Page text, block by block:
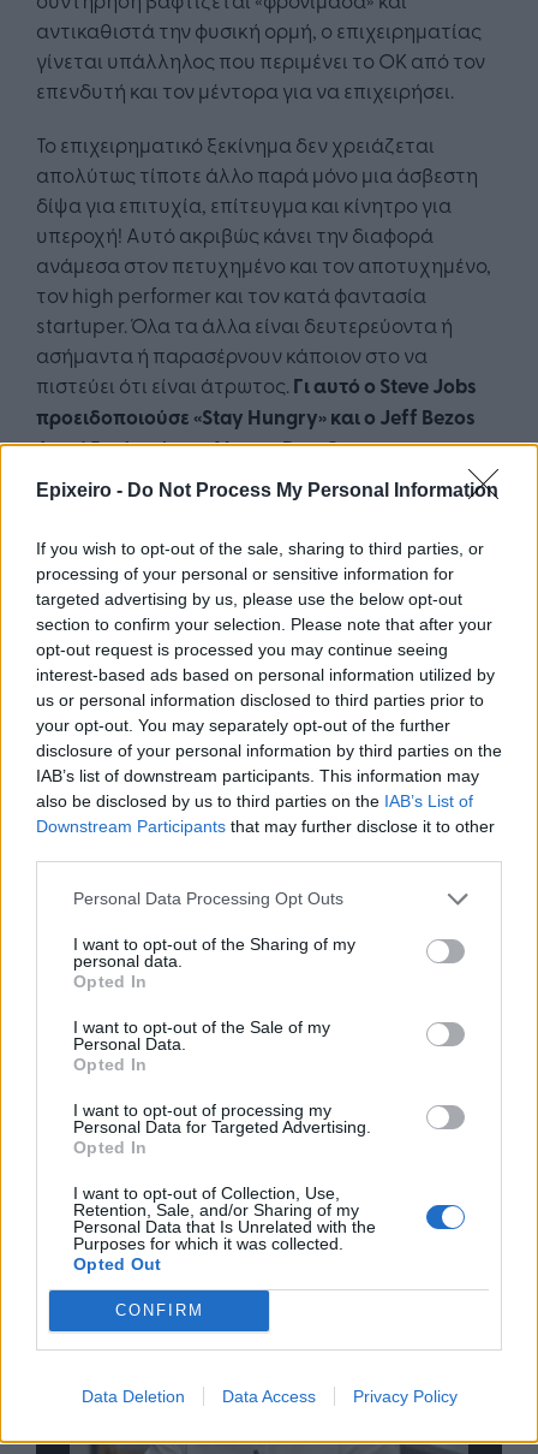
Epixeiro - Do Not Process My Personal Information
If you wish to opt-out of the sale, sharing to third parties, or
processing of your personal or sensitive information for
targeted advertising by us, please use the below opt-out
section to confirm your selection. Please note that after your
opt-out request is processed you may continue seeing
interest-based ads based on personal information utilized by
us or personal information disclosed to third parties prior to
your opt-out. You may separately opt-out of the further
disclosure of your personal information by third parties on the
IAB’s list of downstream participants. This information may
also be disclosed by us to third parties on the IAB’s List of
Downstream Participants that may further disclose it to other
Personal Data Processing Opt Outs
I want to opt-out of the Sharing of my
personal data.
Opted In
I want to opt-out of the Sale of my
Personal Data.
Opted In
I want to opt-out of processing my
Personal Data for Targeted Advertising.
Opted In
I want to opt-out of Collection, Use,
Retention, Sale, and/or Sharing of my
Personal Data that Is Unrelated with the
Purposes for which it was collected.
Opted Out
CONFIRM
Data Deletion Data Access Privacy Policy
αντικαθιστά την φυσική ορμή, ο επιχειρηματίας
γίνεται υπάλληλος που περιμένει το ΟΚ από τον
επενδυτή και τον μέντορα για να επιχειρήσει.
Το επιχειρηματικό ξεκίνημα δεν χρειάζεται
απολύτως τίποτε άλλο παρά μόνο μια άσβεστη
δίψα για επιτυχία, επίτευγμα και κίνητρο για
υπεροχή! Αυτό ακριβώς κάνει την διαφορά
ανάμεσα στον πετυχημένο και τον αποτυχημένο,
τον high performer και τον κατά φαντασία
startuper. Όλα τα άλλα είναι δευτερεύοντα ή
ασήμαντα ή παρασέρνουν κάποιον στο να
πιστεύει ότι είναι άτρωτος. Γι αυτό ο Steve Jobs
προειδοποιούσε «Stay Hungry» και ο Jeff Bezos
φωνάζει ότι είναι «Always Day One» στην
Amazon
Ακολουθήστε το στοGoogle News
και μάθετε πρώτοι όλα τα επιχειρηματικά νέα
Δείτε όλες τις τελευταίες επιχειρηματικές
Ειδήσειςαπό την Ελλάδα και τον κόσμο στο
Σχολιάστε
... σχόλια| Κάνε click για να σχολιάσεις